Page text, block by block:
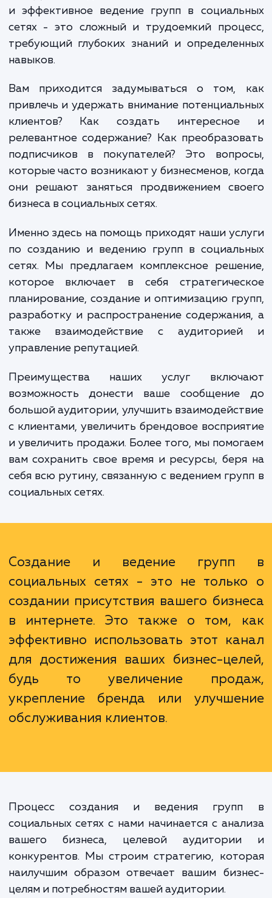
неотъемлемой частью нашей жизни.
только площадка для общения, но и
инструмент ведения бизнеса. Однако,
сетях - это сложный и трудоемкий
требующий глубоких знаний и
навыков.
Вам приходится задумываться о том,
привлечь и удержать внимание
клиентов? Как создать
релевантное содержание? Как
подписчиков в покупателей? Это
которые часто возникают у бизнесменов,
они решают заняться продвижением
бизнеса в социальных сетях.
Именно здесь на помощь приходят наши
по созданию и ведению групп в
сетях. Мы предлагаем комплексное
которое включает в себя
планирование, создание и оптимизацию
разработку и распространение
также взаимодействие с
управление репутацией.
Преимущества наших услуг
возможность донести ваше
вам сохранить свое время и ресурсы,
себя всю рутину, связанную с ведением
социальных сетях.
Создание и ведение
социальных сетях - это не
создании присутствия вашего
эффективно использовать этот
будь то увеличение
укрепление бренда или
обслуживания клиентов.